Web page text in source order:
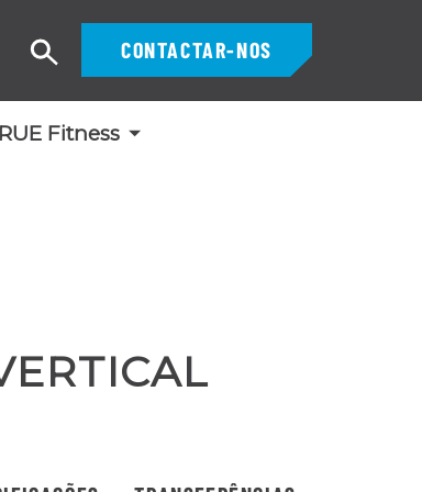
Fitness
CONTACTAR-NOS
Pesquisar